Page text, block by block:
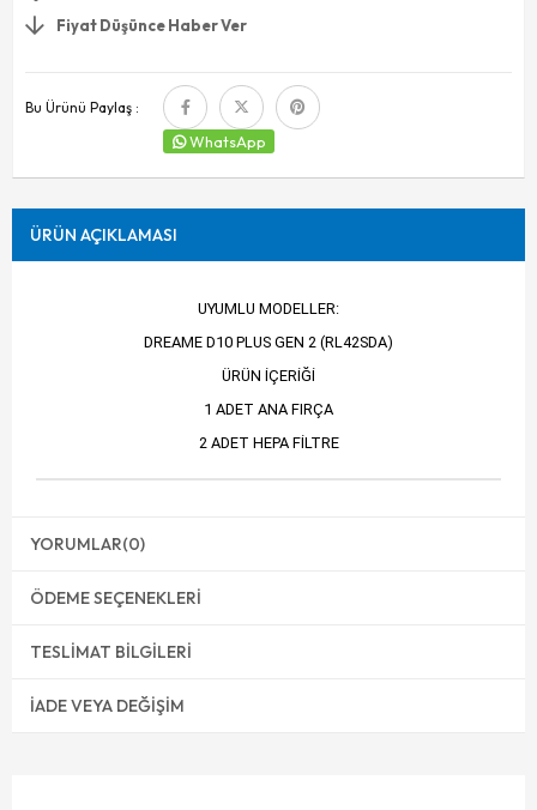
Fiyat Düşünce Haber Ver
Bu Ürünü Paylaş :
WhatsApp
ÜRÜN AÇIKLAMASI
UYUMLU MODELLER:
DREAME D10 PLUS GEN 2 (RL42SDA)
ÜRÜN İÇERİĞİ
1 ADET ANA FIRÇA
2 ADET HEPA FİLTRE
YORUMLAR(0)
ÖDEME SEÇENEKLERI
TESLIMAT BILGILERI
İADE VEYA DEĞIŞIM